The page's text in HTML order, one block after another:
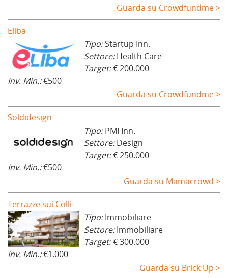
Guarda su Crowdfundme >
Eliba
Tipo:Startup Inn.
Settore:Health Care
Target:€ 200.000
Inv. Min.:€500
Guarda su Crowdfundme >
Soldidesign
Tipo:PMI Inn.
Settore:Design
Target:€ 250.000
Inv. Min.:€500
Guarda su Mamacrowd >
Terrazze sui Colli
Tipo:Immobiliare
Settore:Immobiliare
Target:€ 300.000
Inv. Min.:€1.000
Guarda su Brick Up >